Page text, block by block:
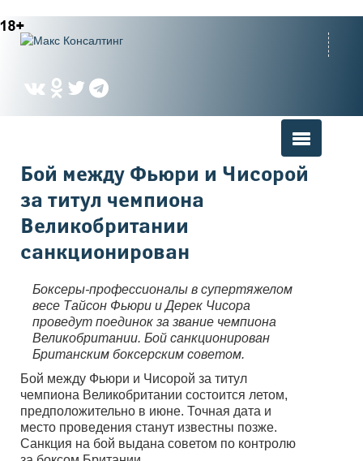
Вы здесь
Бой между Фьюри и Чисорой
за титул чемпиона
Великобритании
санкционирован
Боксеры-профессионалы в супертяжелом
весе Тайсон Фьюри и Дерек Чисора
проведут поединок за звание чемпиона
Великобритании. Бой санкционирован
Британским боксерским советом.
Бой между Фьюри и Чисорой за титул
чемпиона Великобритании состоится летом,
предположительно в июне. Точная дата и
место проведения станут известны позже.
Санкция на бой выдана советом по контролю